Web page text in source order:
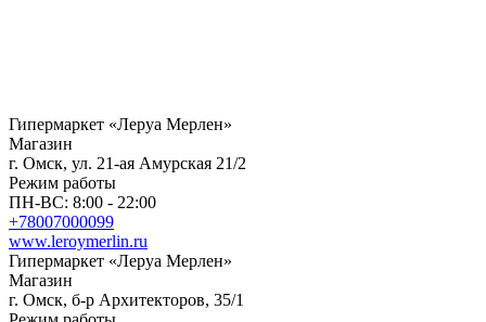
Гипермаркет «Леруа Мерлен»
Магазин
г. Омск, ул. 21-ая Амурская 21/2
Режим работы
ПН-ВС: 8:00 - 22:00
+78007000099
www.leroymerlin.ru
Гипермаркет «Леруа Мерлен»
Магазин
г. Омск, б-р Архитекторов, 35/1